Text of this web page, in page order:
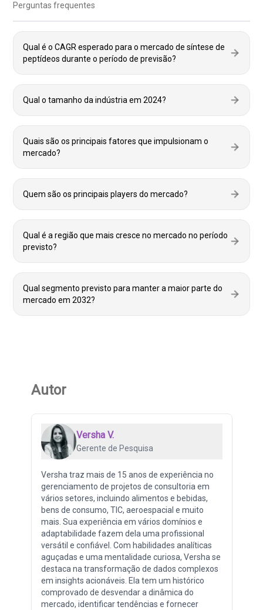
Perguntas frequentes
Qual é o CAGR esperado para o mercado de síntese de
peptídeos durante o período de previsão?
Qual o tamanho da indústria em 2024?
Quais são os principais fatores que impulsionam o
mercado?
Quem são os principais players do mercado?
Qual é a região que mais cresce no mercado no período
previsto?
Qual segmento previsto para manter a maior parte do
mercado em 2032?
Autor
Versha V.
Gerente de Pesquisa
Versha traz mais de 15 anos de experiência no
gerenciamento de projetos de consultoria em
vários setores, incluindo alimentos e bebidas,
bens de consumo, TIC, aeroespacial e muito
mais. Sua experiência em vários domínios e
adaptabilidade fazem dela uma profissional
versátil e confiável. Com habilidades analíticas
aguçadas e uma mentalidade curiosa, Versha se
destaca na transformação de dados complexos
em insights acionáveis. Ela tem um histórico
comprovado de desvendar a dinâmica do
mercado, identificar tendências e fornecer